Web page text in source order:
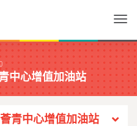
中心增值加油站
青中心增值加油站